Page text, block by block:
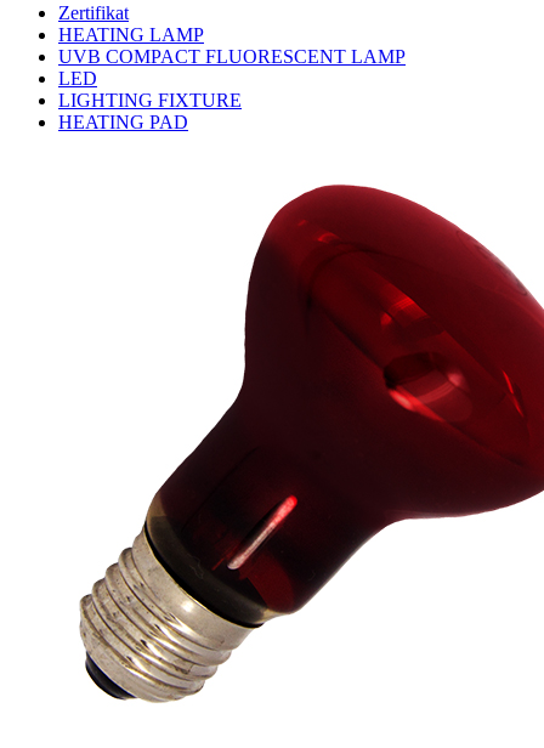
Zertifikat
HEATING LAMP
UVB COMPACT FLUORESCENT LAMP
LED
LIGHTING FIXTURE
HEATING PAD